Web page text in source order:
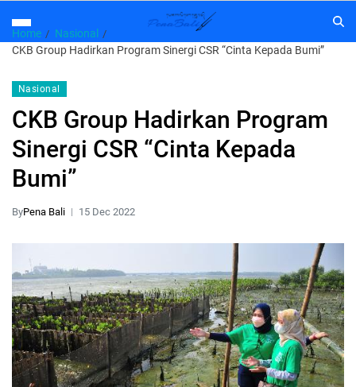
Home
Nasional
CKB Group Hadirkan Program Sinergi CSR “Cinta Kepada Bumi”
Nasional
CKB Group Hadirkan Program
Sinergi CSR “Cinta Kepada
Bumi”
ByPena Bali 15 Dec 2022